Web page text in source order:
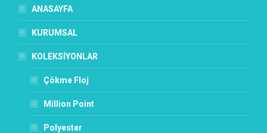
ANASAYFA
KURUMSAL
KOLEKSİYONLAR
Çökme Floj
Million Point
Polyester